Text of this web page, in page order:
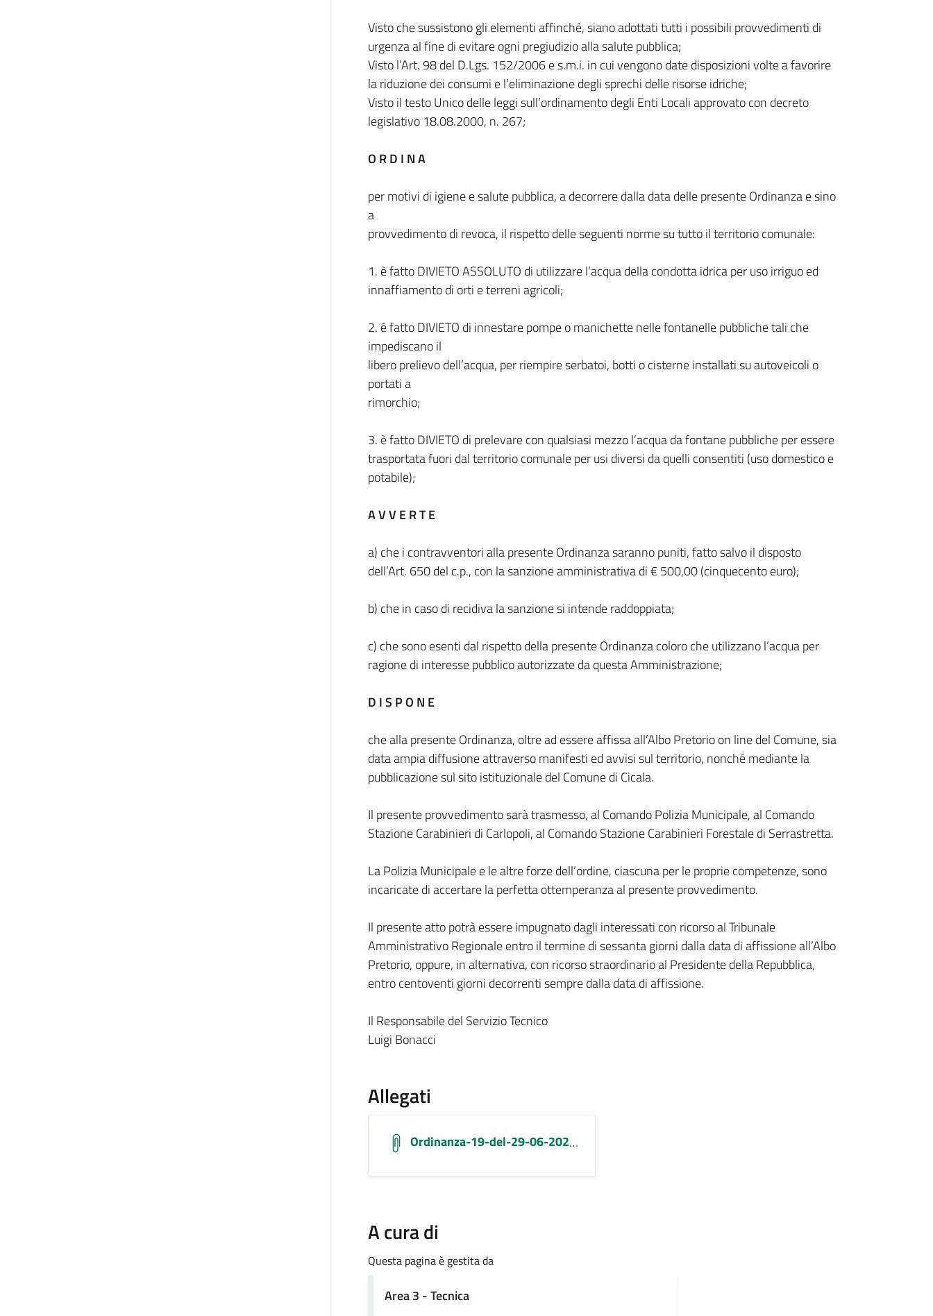
Visto che sussistono gli elementi affinché, siano adottati tutti i possibili provvedimenti di
urgenza al fine di evitare ogni pregiudizio alla salute pubblica;
Visto l’Art. 98 del D.Lgs. 152/2006 e s.m.i. in cui vengono date disposizioni volte a favorire
la riduzione dei consumi e l’eliminazione degli sprechi delle risorse idriche;
Visto il testo Unico delle leggi sull’ordinamento degli Enti Locali approvato con decreto
legislativo 18.08.2000, n. 267;
O R D I N A
per motivi di igiene e salute pubblica, a decorrere dalla data delle presente Ordinanza e sino
a
provvedimento di revoca, il rispetto delle seguenti norme su tutto il territorio comunale:
1. è fatto DIVIETO ASSOLUTO di utilizzare l’acqua della condotta idrica per uso irriguo ed
innaffiamento di orti e terreni agricoli;
2. è fatto DIVIETO di innestare pompe o manichette nelle fontanelle pubbliche tali che
impediscano il
libero prelievo dell’acqua, per riempire serbatoi, botti o cisterne installati su autoveicoli o
portati a
rimorchio;
3. è fatto DIVIETO di prelevare con qualsiasi mezzo l’acqua da fontane pubbliche per essere
trasportata fuori dal territorio comunale per usi diversi da quelli consentiti (uso domestico e
potabile);
A V V E R T E
a) che i contravventori alla presente Ordinanza saranno puniti, fatto salvo il disposto
dell’Art. 650 del c.p., con la sanzione amministrativa di € 500,00 (cinquecento euro);
b) che in caso di recidiva la sanzione si intende raddoppiata;
c) che sono esenti dal rispetto della presente Ordinanza coloro che utilizzano l’acqua per
ragione di interesse pubblico autorizzate da questa Amministrazione;
D I S P O N E
che alla presente Ordinanza, oltre ad essere affissa all’Albo Pretorio on line del Comune, sia
data ampia diffusione attraverso manifesti ed avvisi sul territorio, nonché mediante la
pubblicazione sul sito istituzionale del Comune di Cicala.
Il presente provvedimento sarà trasmesso, al Comando Polizia Municipale, al Comando
Stazione Carabinieri di Carlopoli, al Comando Stazione Carabinieri Forestale di Serrastretta.
La Polizia Municipale e le altre forze dell’ordine, ciascuna per le proprie competenze, sono
incaricate di accertare la perfetta ottemperanza al presente provvedimento.
Il presente atto potrà essere impugnato dagli interessati con ricorso al Tribunale
Amministrativo Regionale entro il termine di sessanta giorni dalla data di affissione all’Albo
Pretorio, oppure, in alternativa, con ricorso straordinario al Presidente della Repubblica,
entro centoventi giorni decorrenti sempre dalla data di affissione.
Il Responsabile del Servizio Tecnico
Luigi Bonacci
Allegati
Ordinanza-19-del-29-06-2026 Compressed
A cura di
Questa pagina è gestita da
Area 3 - Tecnica